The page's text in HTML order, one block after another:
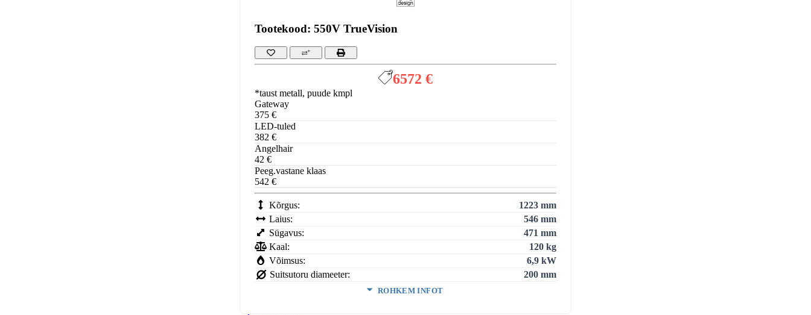
Tootekood: 550V TrueVision
6572 €
*taust metall, puude kmpl
Gateway
375 €
LED-tuled
382 €
Angelhair
42 €
Peeg.vastane klaas
542 €
Kõrgus:
1223 mm
Laius:
546 mm
Sügavus:
471 mm
Kaal:
120 kg
Võimsus:
6,9 kW
Suitsutoru diameeter:
200 mm
ROHKEM INFOT